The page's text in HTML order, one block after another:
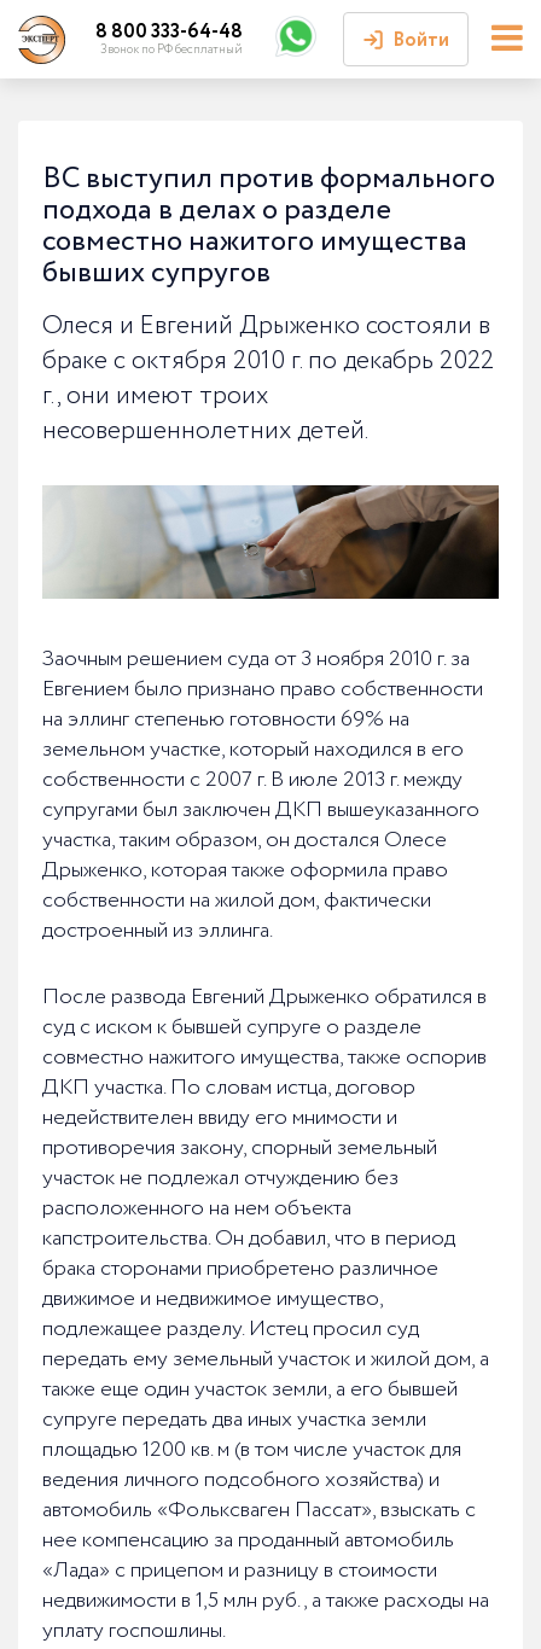
Войти
Личный кабинет
8 800 333-64-48
Звонок по РФ бесплатный
ВС выступил против формального
подхода в делах о разделе
совместно нажитого имущества
бывших супругов
Олеся и Евгений Дрыженко состояли в
браке с октября 2010 г. по декабрь 2022
г., они имеют троих
несовершеннолетних детей.
Заочным решением суда от 3 ноября 2010 г. за
Евгением было признано право собственности
на эллинг степенью готовности 69% на
земельном участке, который находился в его
собственности с 2007 г. В июле 2013 г. между
супругами был заключен ДКП вышеуказанного
участка, таким образом, он достался Олесе
Дрыженко, которая также оформила право
собственности на жилой дом, фактически
достроенный из эллинга.
После развода Евгений Дрыженко обратился в
суд с иском к бывшей супруге о разделе
совместно нажитого имущества, также оспорив
ДКП участка. По словам истца, договор
недействителен ввиду его мнимости и
противоречия закону, спорный земельный
участок не подлежал отчуждению без
расположенного на нем объекта
капстроительства. Он добавил, что в период
брака сторонами приобретено различное
движимое и недвижимое имущество,
подлежащее разделу. Истец просил суд
передать ему земельный участок и жилой дом, а
также еще один участок земли, а его бывшей
супруге передать два иных участка земли
площадью 1200 кв. м (в том числе участок для
ведения личного подсобного хозяйства) и
автомобиль «Фольксваген Пассат», взыскать с
нее компенсацию за проданный автомобиль
«Лада» с прицепом и разницу в стоимости
недвижимости в 1,5 млн руб., а также расходы на
уплату госпошлины.